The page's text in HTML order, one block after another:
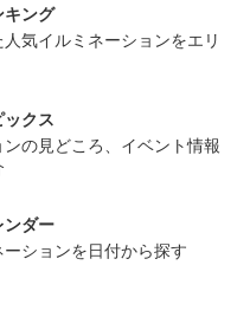
キング
気イルミネーションをエリ
クス
の見どころ、イベント情報
ンダー
ションを日付から探す